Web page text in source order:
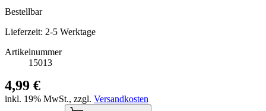
Bestellbar
Lieferzeit: 2-5 Werktage
Artikelnummer
15013
4,99 €
inkl. 19% MwSt., zzgl. Versandkosten